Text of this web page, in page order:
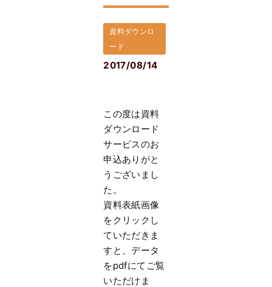
資料ダウンロ
ード
2017/08/14
この度は資料
ダウンロード
サービスのお
申込ありがと
うございまし
た。
資料表紙画像
をクリックし
ていただきま
すと、 データ
をpdfにてご覧
いただけま